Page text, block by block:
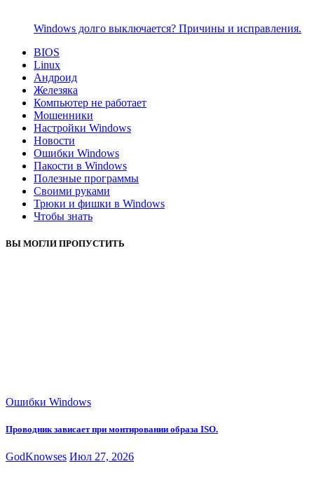
Windows долго выключается? Причины и исправления.
BIOS
Linux
Андроид
Железяка
Компьютер не работает
Мошенники
Настройки Windows
Новости
Ошибки Windows
Пакости в Windows
Полезные программы
Своими руками
Трюки и фишки в Windows
Чтобы знать
ВЫ МОГЛИ ПРОПУСТИТЬ
Ошибки Windows
Проводник зависает при монтировании образа ISO.
GodKnowses Июл 27, 2026